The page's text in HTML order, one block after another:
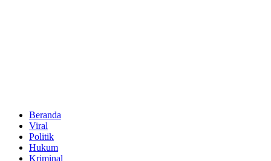
Beranda
Viral
Politik
Hukum
Kriminal